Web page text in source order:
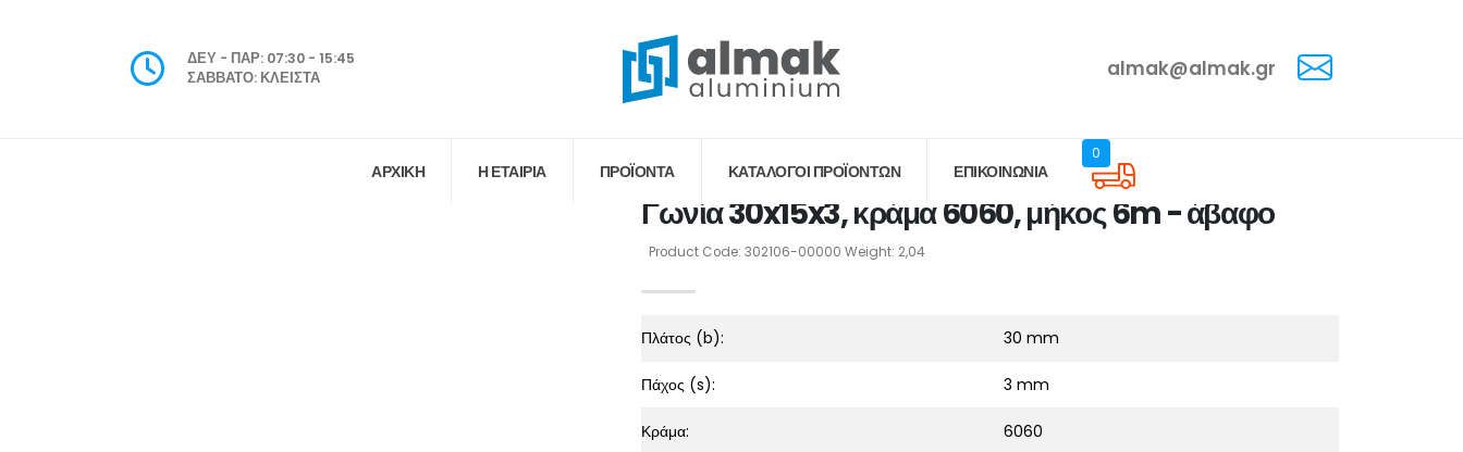
ΔΕΥ - ΠΑΡ: 07:30 - 15:45
ΣΑΒΒΑΤΟ: ΚΛΕΙΣΤΑ
almak@almak.gr
ΑΡΧΙΚΗ Η ΕΤΑΙΡΙΑ ΠΡΟΪΟΝΤΑ ΚΑΤΆΛΟΓΟΙ ΠΡΟΪΌΝΤΩΝ ΕΠΙΚΟΙΝΩΝΙΑ
0
Γωνία 30x15x3, κράμα 6060, μήκος 6m - άβαφο
Product Code: 302106-00000 Weight: 2,04
Πλάτος (b): 30 mm
Πάχος (s): 3 mm
Κράμα: 6060